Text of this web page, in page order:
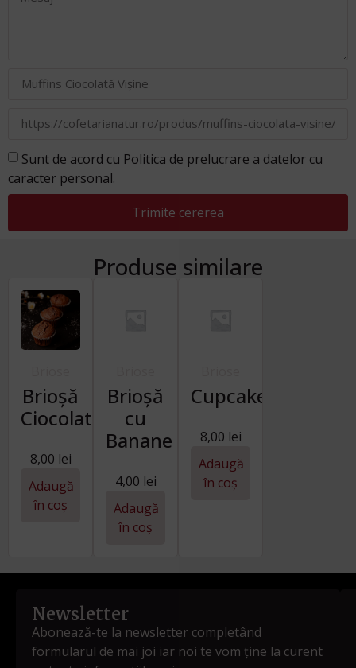
Sunt de acord cu Politica de prelucrare a datelor cu
caracter personal.
Trimite cererea
Produse similare
Brioșă
Ciocolatino
8,00 lei
Adaugă
în coș
Brioșă
cu
Banane
4,00 lei
Adaugă
în coș
Cupcakes
8,00 lei
Adaugă
în coș
Newsletter
Abonează-te la newsletter completând
formularul de mai joi iar noi te vom ține la curent